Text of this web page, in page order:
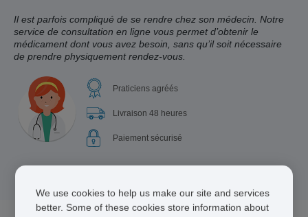
Il est parfois compliqué de se rendre chez son médecin. Notre
service de consultation en ligne vous permet d’obtenir le
médicament dont vous avez besoin, sans qu’il soit nécessaire
de prendre physiquement rendez-vous.
Praticiens agréés
Livraison 48 heures
Paiement sécurisé
We use cookies to help us make our site and services
better. Some of these cookies store information about